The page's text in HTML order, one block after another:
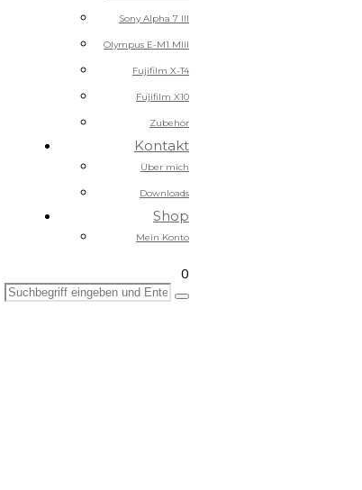
Sony Alpha 7 III
Olympus E-M1 MIII
Fujifilm X-T4
Fujifilm X10
Zubehör
Kontakt
Über mich
Downloads
Shop
Mein Konto
0